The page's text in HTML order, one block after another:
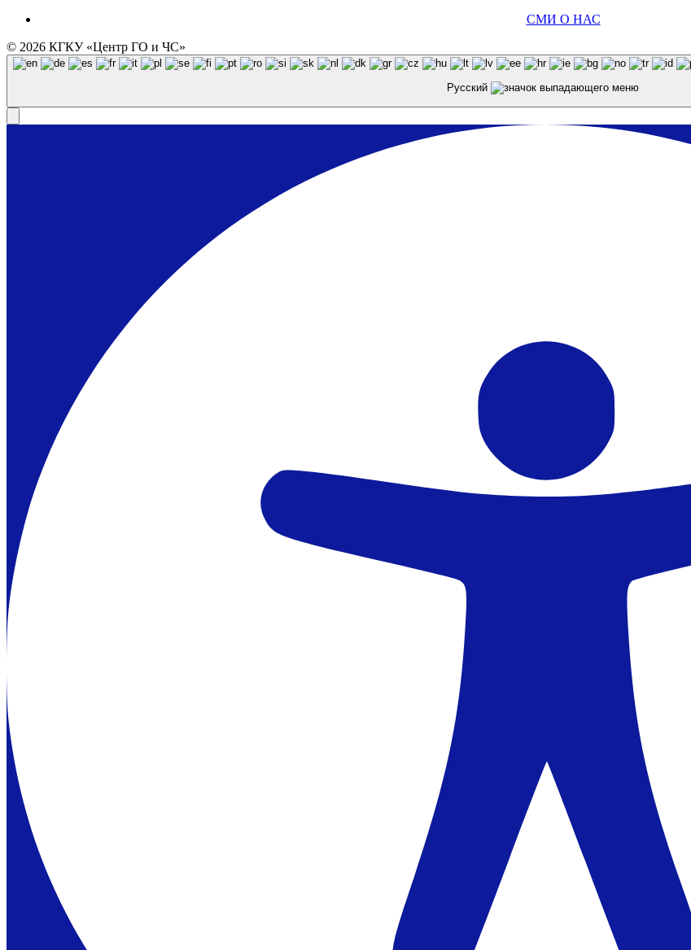
СМИ О НАС
© 2026 КГКУ «Центр ГО и ЧС»
Русский